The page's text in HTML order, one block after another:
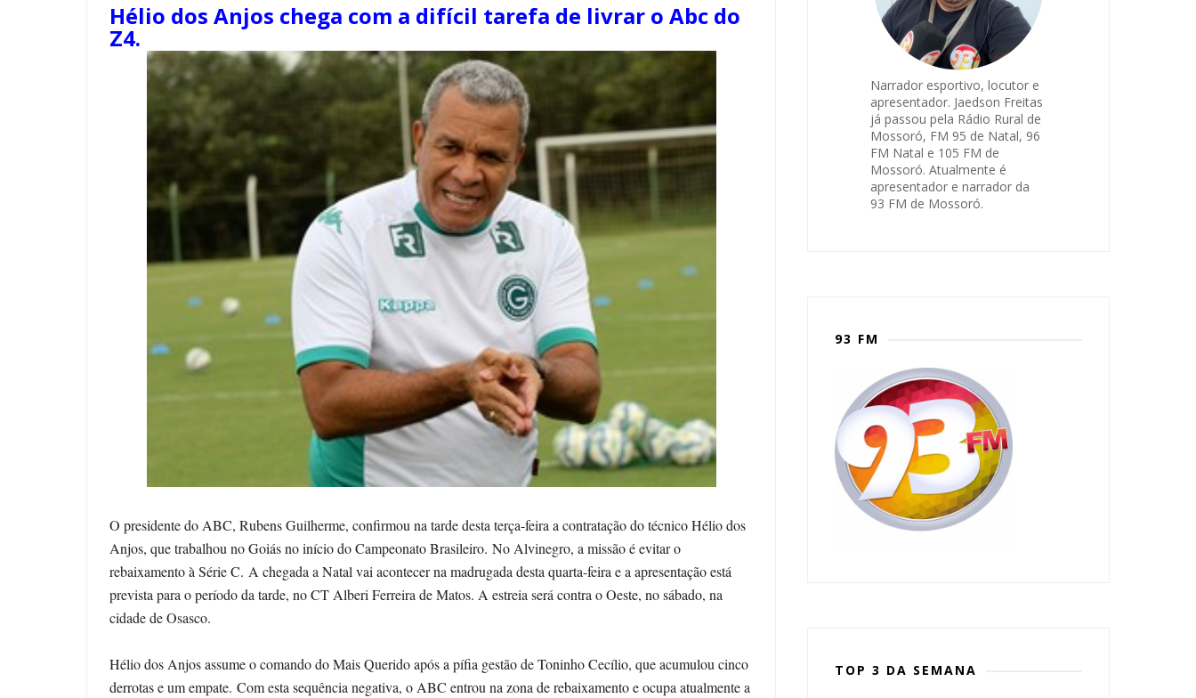
Hélio dos Anjos chega com a difícil tarefa de livrar o Abc do
Z4.
O presidente do ABC, Rubens Guilherme, confirmou na tarde desta terça-feira a contratação do técnico Hélio dos
Anjos, que trabalhou no Goiás no início do Campeonato Brasileiro. No Alvinegro, a missão é evitar o
rebaixamento à Série C. A chegada a Natal vai acontecer na madrugada desta quarta-feira e a apresentação está
prevista para o período da tarde, no CT Alberi Ferreira de Matos. A estreia será contra o Oeste, no sábado, na
cidade de Osasco.
Hélio dos Anjos assume o comando do Mais Querido após a pífia gestão de Toninho Cecílio, que acumulou cinco
derrotas e um empate. Com esta sequência negativa, o ABC entrou na zona de rebaixamento e ocupa atualmente a
Narrador esportivo, locutor e
apresentador. Jaedson Freitas
já passou pela Rádio Rural de
Mossoró, FM 95 de Natal, 96
FM Natal e 105 FM de
Mossoró. Atualmente é
apresentador e narrador da
93 FM de Mossoró.
93 FM
TOP 3 DA SEMANA